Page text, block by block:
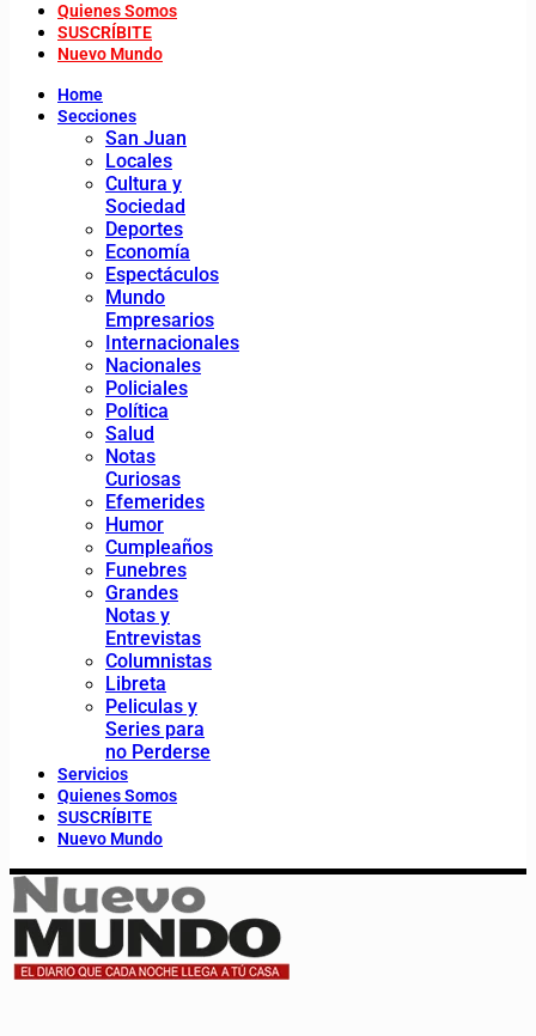
Quienes Somos
SUSCRÍBITE
Nuevo Mundo
Home
Secciones
San Juan
Locales
Cultura y
Sociedad
Deportes
Economía
Espectáculos
Mundo
Empresarios
Internacionales
Nacionales
Policiales
Política
Salud
Notas
Curiosas
Efemerides
Humor
Cumpleaños
Funebres
Grandes
Notas y
Entrevistas
Columnistas
Libreta
Peliculas y
Series para
no Perderse
Servicios
Quienes Somos
SUSCRÍBITE
Nuevo Mundo